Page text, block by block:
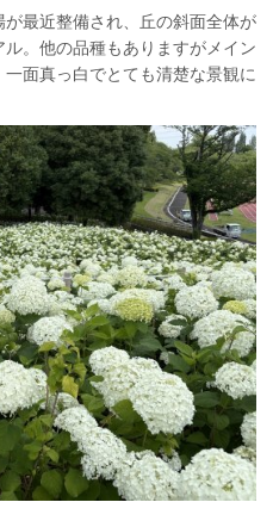
最近整備され、丘の斜面全体が
。他の品種もありますがメイン
面真っ白でとても清楚な景観に